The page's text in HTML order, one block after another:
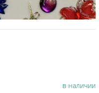
в наличии